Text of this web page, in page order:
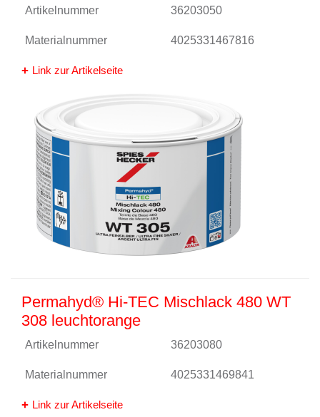
Artikelnummer 36203050
Materialnummer 4025331467816
Link zur Artikelseite
Permahyd® Hi-TEC Mischlack 480 WT
308 leuchtorange
Artikelnummer 36203080
Materialnummer 4025331469841
Link zur Artikelseite